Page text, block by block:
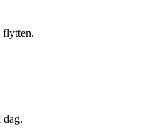
flytten.
dag.